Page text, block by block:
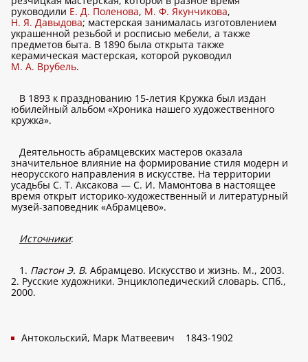
руководили Е. Д. Поленова, М. Ф. Якунчикова,
Н. Я. Давыдова; мастерская занималась изготовлением
украшенной резьбой и росписью мебели, а также
предметов быта. В 1890 была открыта также
керамическая мастерская, которой руководил
М. А. Врубель.
В 1893 к празднованию 15-летия Кружка был издан
юбилейный альбом «Хроника нашего художественного
кружка».
Деятельность абрамцевских мастеров оказала
значительное влияние на формирование стиля модерн и
неорусского направления в искусстве. На территории
усадьбы С. Т. Аксакова — С. И. Мамонтова в настоящее
время открыт историко-художественный и литературный
музей-заповедник «Абрамцево».
Источники:
1. Пастон Э. В. Абрамцево. Искусство и жизнь. М., 2003.
2. Русские художники. Энциклопедический словарь. СПб.,
2000.
Антокольский, Марк Матвеевич 1843-1902